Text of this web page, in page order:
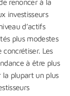
renoncer à la
investisseurs
d’actifs
plus modestes
concrétiser. Les
à être plus
la plupart un plus